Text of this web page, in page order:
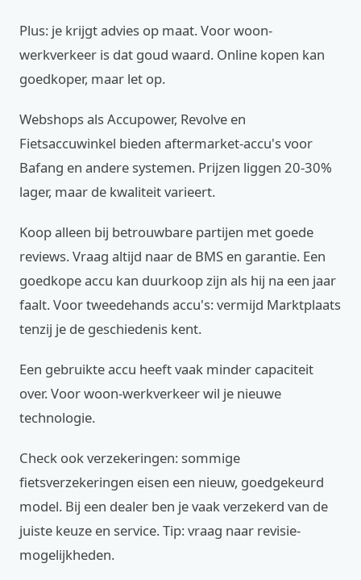
Plus: je krijgt advies op maat. Voor woon-
werkverkeer is dat goud waard. Online kopen kan
goedkoper, maar let op.
Webshops als Accupower, Revolve en
Fietsaccuwinkel bieden aftermarket-accu's voor
Bafang en andere systemen. Prijzen liggen 20-30%
lager, maar de kwaliteit varieert.
Koop alleen bij betrouwbare partijen met goede
reviews. Vraag altijd naar de BMS en garantie. Een
goedkope accu kan duurkoop zijn als hij na een jaar
faalt. Voor tweedehands accu's: vermijd Marktplaats
tenzij je de geschiedenis kent.
Een gebruikte accu heeft vaak minder capaciteit
over. Voor woon-werkverkeer wil je nieuwe
technologie.
Check ook verzekeringen: sommige
fietsverzekeringen eisen een nieuw, goedgekeurd
model. Bij een dealer ben je vaak verzekerd van de
juiste keuze en service. Tip: vraag naar revisie-
mogelijkheden.